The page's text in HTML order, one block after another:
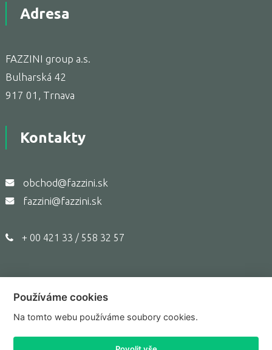
Adresa
FAZZINI group a.s.
Bulharská 42
917 01, Trnava
Kontakty
obchod@fazzini.sk
fazzini@fazzini.sk
+ 00 421 33 / 558 32 57
Copyright © 2017,Fazzini.sk
Prepnúť do klasického zobrazenia
Používáme cookies
Na tomto webu používáme soubory cookies.